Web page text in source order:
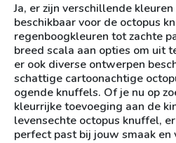
Ja, er zijn verschillende
beschikbaar voor de octopus
regenboogkleuren tot zachte
breed scala aan opties om uit
er ook diverse ontwerpen
schattige cartoonachtige
ogende knuffels. Of je nu op
kleurrijke toevoeging aan de
levensechte octopus knuffel,
perfect past bij jouw smaak en